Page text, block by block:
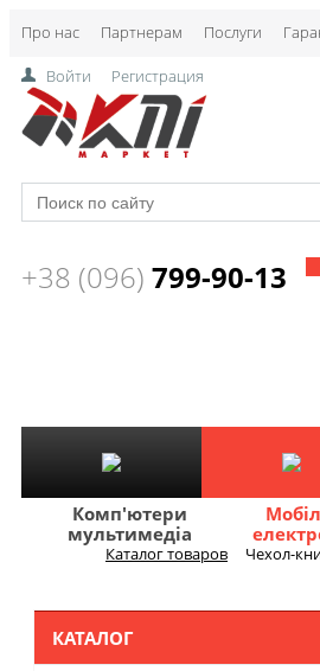
Про нас Партнерам Послуги
Войти Регистрация
+38 (096) 799-90-13
Комп'ютери
мультимедіа
Каталог товаров Чехол-
КАТАЛОГ